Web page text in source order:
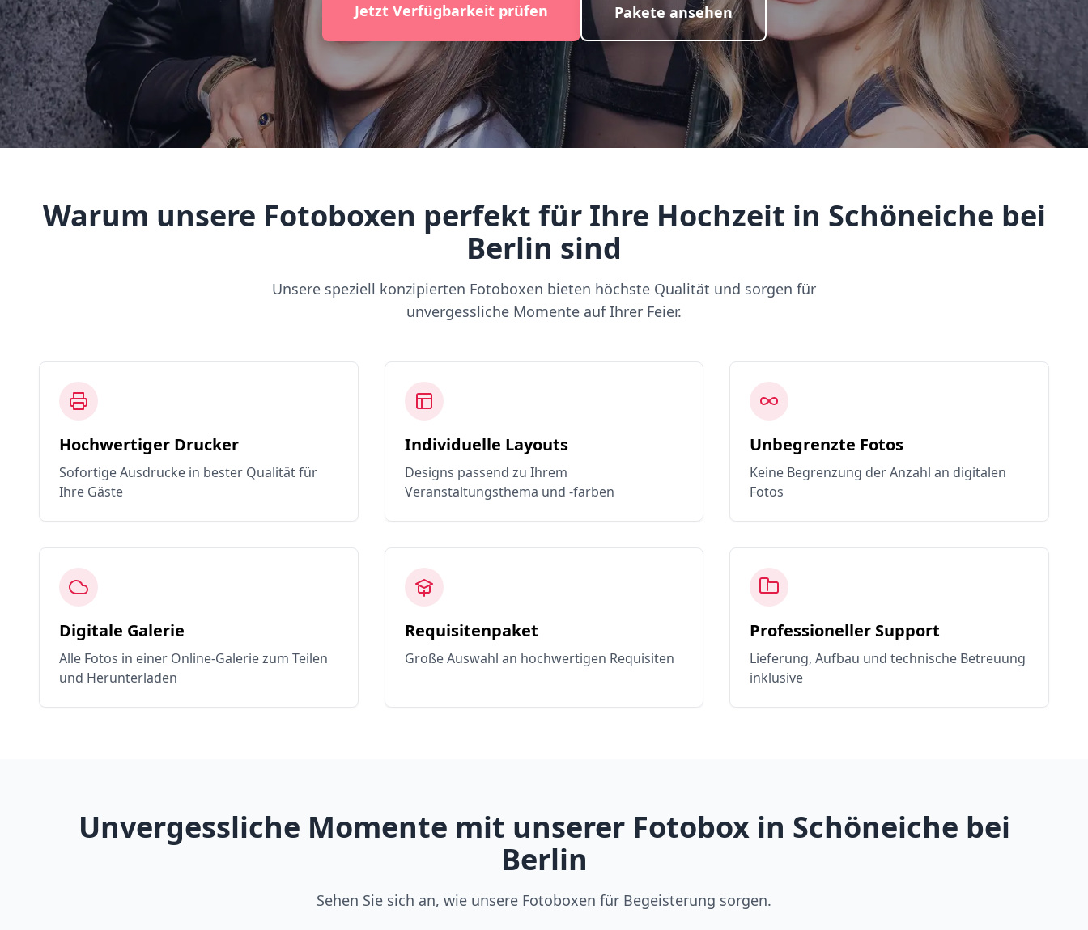
Jetzt Verfügbarkeit prüfen Pakete ansehen
Warum unsere Fotoboxen perfekt für Ihre Hochzeit in Schöneiche bei
Berlin sind
Unsere speziell konzipierten Fotoboxen bieten höchste Qualität und sorgen für
unvergessliche Momente auf Ihrer Feier.
Hochwertiger Drucker
Sofortige Ausdrucke in bester Qualität für
Ihre Gäste
Individuelle Layouts
Designs passend zu Ihrem
Veranstaltungsthema und -farben
Unbegrenzte Fotos
Keine Begrenzung der Anzahl an digitalen
Fotos
Digitale Galerie
Alle Fotos in einer Online-Galerie zum Teilen
und Herunterladen
Requisitenpaket
Große Auswahl an hochwertigen Requisiten
Professioneller Support
Lieferung, Aufbau und technische Betreuung
inklusive
Unvergessliche Momente mit unserer Fotobox in Schöneiche bei
Berlin
Sehen Sie sich an, wie unsere Fotoboxen für Begeisterung sorgen.